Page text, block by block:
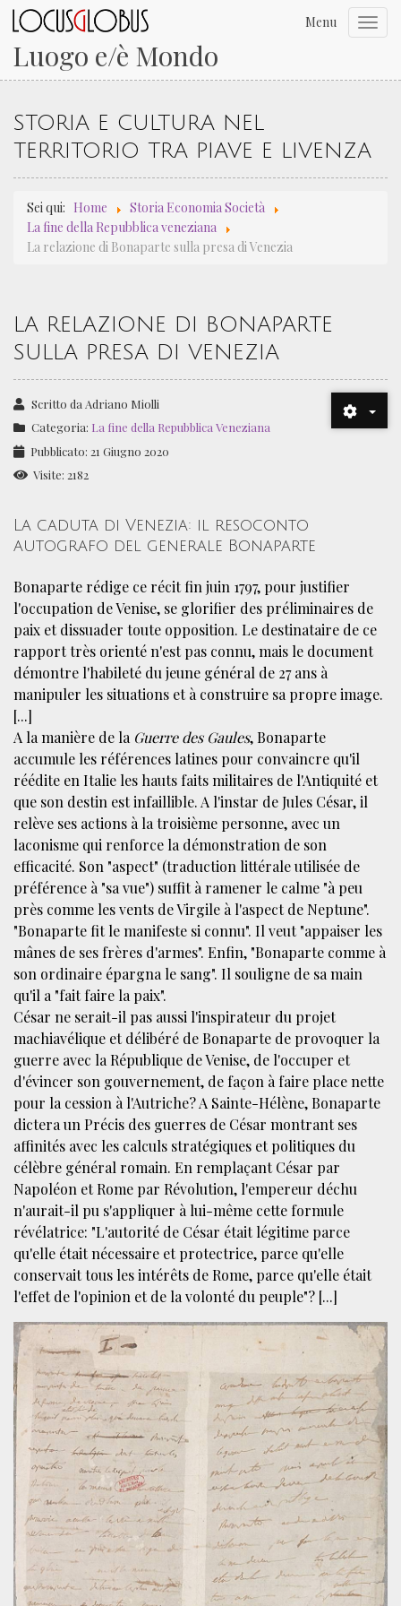
Luogo e/è Mondo
Menu
STORIA E CULTURA NEL
TERRITORIO TRA PIAVE E LIVENZA
Sei qui: Home
Storia Economia Società
La fine della Repubblica veneziana
La relazione di Bonaparte sulla presa di Venezia
LA RELAZIONE DI BONAPARTE
SULLA PRESA DI VENEZIA
Scritto da Adriano Miolli
Categoria: La fine della Repubblica Veneziana
Pubblicato: 21 Giugno 2020
Visite: 2182
La caduta di Venezia: il resoconto
autografo del generale Bonaparte
Bonaparte rédige ce récit fin juin 1797, pour justifier
l'occupation de Venise, se glorifier des préliminaires de
paix et dissuader toute opposition. Le destinataire de ce
rapport très orienté n'est pas connu, mais le document
démontre l'habileté du jeune général de 27 ans à
manipuler les situations et à construire sa propre image.
[...]
A la manière de la Guerre des Gaules, Bonaparte
accumule les références latines pour convaincre qu'il
réédite en Italie les hauts faits militaires de l'Antiquité et
que son destin est infaillible. A l'instar de Jules César, il
relève ses actions à la troisième personne, avec un
laconisme qui renforce la démonstration de son
efficacité. Son "aspect" (traduction littérale utilisée de
préférence à "sa vue") suffit à ramener le calme "à peu
près comme les vents de Virgile à l'aspect de Neptune".
"Bonaparte fit le manifeste si connu". Il veut "appaiser les
mânes de ses frères d'armes". Enfin, "Bonaparte comme à
son ordinaire épargna le sang". Il souligne de sa main
qu'il a "fait faire la paix".
César ne serait-il pas aussi l'inspirateur du projet
machiavélique et délibéré de Bonaparte de provoquer la
guerre avec la République de Venise, de l'occuper et
d'évincer son gouvernement, de façon à faire place nette
pour la cession à l'Autriche? A Sainte-Hélène, Bonaparte
dictera un Précis des guerres de César montrant ses
affinités avec les calculs stratégiques et politiques du
célèbre général romain. En remplaçant César par
Napoléon et Rome par Révolution, l'empereur déchu
n'aurait-il pu s'appliquer à lui-même cette formule
révélatrice: "L'autorité de César était légitime parce
qu'elle était nécessaire et protectrice, parce qu'elle
conservait tous les intérêts de Rome, parce qu'elle était
l'effet de l'opinion et de la volonté du peuple"? [...]